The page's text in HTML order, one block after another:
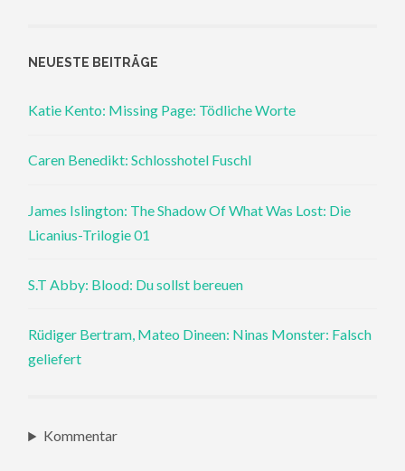
NEUESTE BEITRÄGE
Katie Kento: Missing Page: Tödliche Worte
Caren Benedikt: Schlosshotel Fuschl
James Islington: The Shadow Of What Was Lost: Die
Licanius-Trilogie 01
S.T Abby: Blood: Du sollst bereuen
Rüdiger Bertram, Mateo Dineen: Ninas Monster: Falsch
geliefert
Kommentar